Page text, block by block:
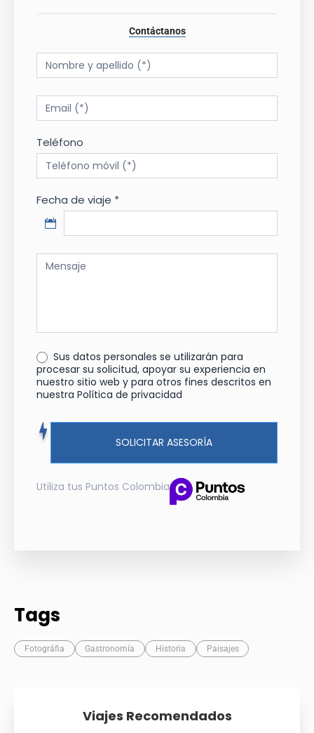
Contáctanos
Tour
Form
Teléfono
Fecha de viaje *
Sus datos personales se utilizarán para
procesar su solicitud, apoyar su experiencia en
nuestro sitio web y para otros fines descritos en
nuestra Política de privacidad
Utiliza tus Puntos Colombia
SOLICITAR ASESORÍA
Tags
Fotográfia Gastronomía Historia Paisajes
Viajes Recomendados